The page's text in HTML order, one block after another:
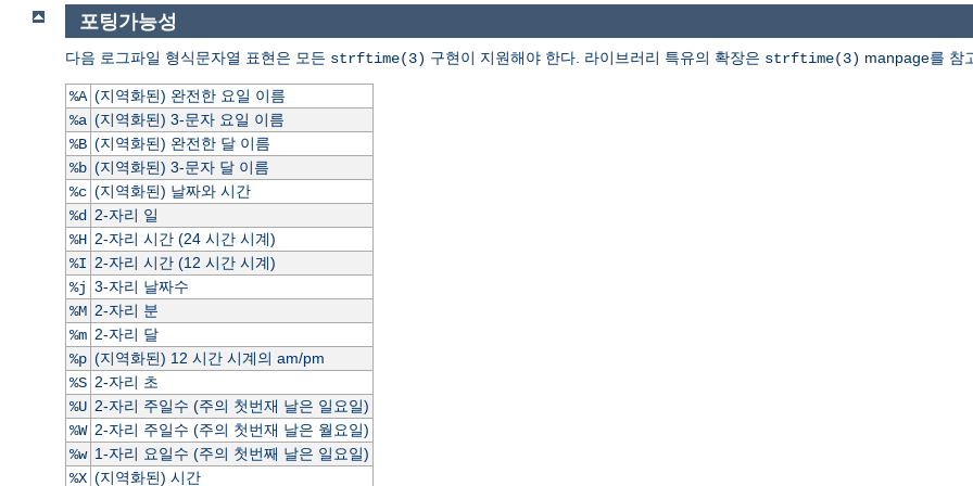
포팅가능성
다음 로그파일 형식문자열 표현은 모든 strftime(3) 구현이 지원해야 한다. 라이브러리 특유의 확장은 strftime(3) manpage를 참
%A (지역화된) 완전한 요일 이름
%a (지역화된) 3-문자 요일 이름
%B (지역화된) 완전한 달 이름
%b (지역화된) 3-문자 달 이름
%c (지역화된) 날짜와 시간
%d 2-자리 일
%H 2-자리 시간 (24 시간 시계)
%I 2-자리 시간 (12 시간 시계)
%j 3-자리 날짜수
%M 2-자리 분
%m 2-자리 달
%p (지역화된) 12 시간 시계의 am/pm
%S 2-자리 초
%U 2-자리 주일수 (주의 첫번재 날은 일요일)
%W 2-자리 주일수 (주의 첫번재 날은 월요일)
%w 1-자리 요일수 (주의 첫번째 날은 일요일)
%X (지역화된) 시간